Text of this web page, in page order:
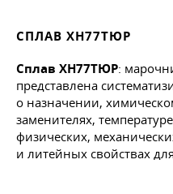
СПЛАВ ХН77ТЮР
Сплав ХН77ТЮР:
представлена
о назначении,
заменителях,
физических,
и литейных свойствах